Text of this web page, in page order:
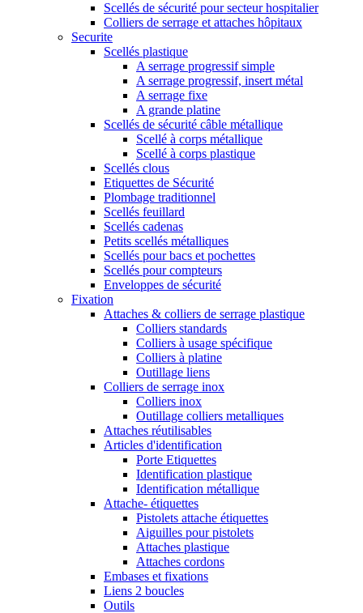
Scellés de sécurité pour secteur hospitalier
Colliers de serrage et attaches hôpitaux
Securite
Scellés plastique
A serrage progressif simple
A serrage progressif, insert métal
A serrage fixe
A grande platine
Scellés de sécurité câble métallique
Scellé à corps métallique
Scellé à corps plastique
Scellés clous
Etiquettes de Sécurité
Plombage traditionnel
Scellés feuillard
Scellés cadenas
Petits scellés métalliques
Scellés pour bacs et pochettes
Scellés pour compteurs
Enveloppes de sécurité
Fixation
Attaches & colliers de serrage plastique
Colliers standards
Colliers à usage spécifique
Colliers à platine
Outillage liens
Colliers de serrage inox
Colliers inox
Outillage colliers metalliques
Attaches réutilisables
Articles d'identification
Porte Etiquettes
Identification plastique
Identification métallique
Attache- étiquettes
Pistolets attache étiquettes
Aiguilles pour pistolets
Attaches plastique
Attaches cordons
Embases et fixations
Liens 2 boucles
Outils